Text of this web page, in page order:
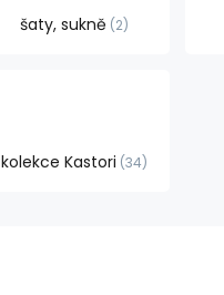
šaty, sukně 2
kolekce Kastori 34